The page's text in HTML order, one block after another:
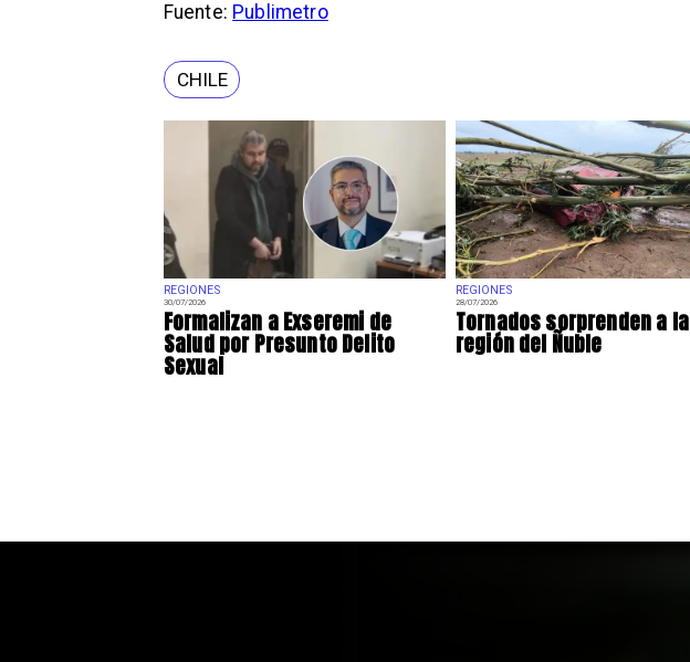
REGIONES
30/07/2026
Formalizan a Exseremi de
Salud por Presunto Delito
Sexual
REGIONES
28/07/2026
Tornados sorprenden a la
región del Ñuble
Fuente: Publimetro
CHILE